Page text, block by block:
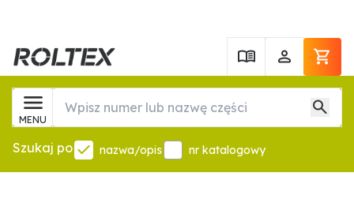
MENU
Szukaj po nazwa/opis nr katalogowy